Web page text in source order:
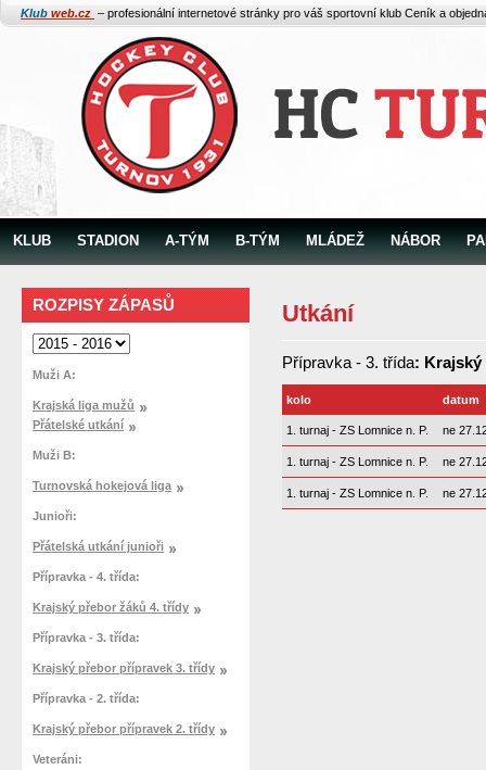
Klub web.cz – profesionální internetové stránky pro váš sportovní klub Ceník a
KLUB STADION A-TÝM B-TÝM MLÁDEŽ NÁBOR
Utkání
Přípravka - 3. třída: Krajský
kolo datum
1. turnaj - ZS Lomnice n. P. ne
1. turnaj - ZS Lomnice n. P. ne
1. turnaj - ZS Lomnice n. P. ne
ROZPISY ZÁPASŮ
Muži A:
Krajská liga mužů
Přátelské utkání
Muži B:
Turnovská hokejová liga
Junioři:
Přátelská utkání junioři
Přípravka - 4. třída:
Krajský přebor žáků 4. třídy
Přípravka - 3. třída:
Krajský přebor přípravek 3. třídy
Přípravka - 2. třída:
Krajský přebor přípravek 2. třídy
Veteráni: